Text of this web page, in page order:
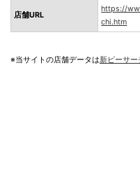
店舗URL
https://
chi.htm
※当サイトの店舗データは新ピーサー